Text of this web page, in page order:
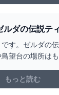
ダの伝説テ
エイト
す。ゼルダの
望台の場所は
倒し方など役
もっと読む